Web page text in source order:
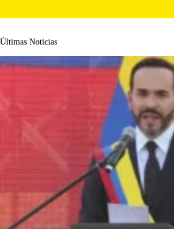
Últimas Noticias